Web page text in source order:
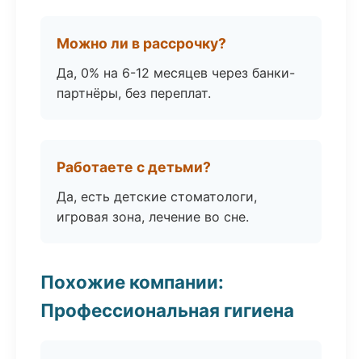
Можно ли в рассрочку?
Да, 0% на 6-12 месяцев через банки-
партнёры, без переплат.
Работаете с детьми?
Да, есть детские стоматологи,
игровая зона, лечение во сне.
Похожие компании:
Профессиональная гигиена